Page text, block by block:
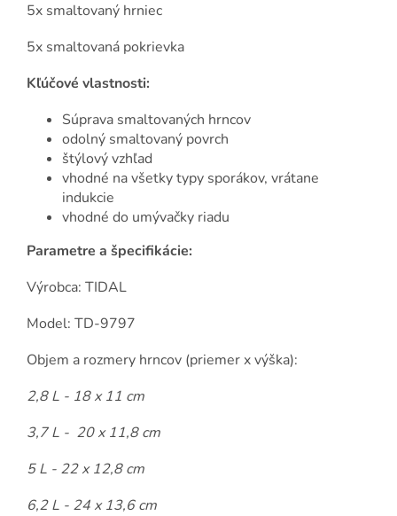
5x smaltovaný hrniec
5x smaltovaná pokrievka
Kľúčové vlastnosti:
Súprava smaltovaných hrncov
odolný smaltovaný povrch
štýlový vzhľad
vhodné na všetky typy sporákov, vrátane
indukcie
vhodné do umývačky riadu
Parametre a špecifikácie:
Výrobca: TIDAL
Model: TD-9797
Objem a rozmery hrncov (priemer x výška):
2,8 L - 18 x 11 cm
3,7 L - 20 x 11,8 cm
5 L - 22 x 12,8 cm
6,2 L - 24 x 13,6 cm